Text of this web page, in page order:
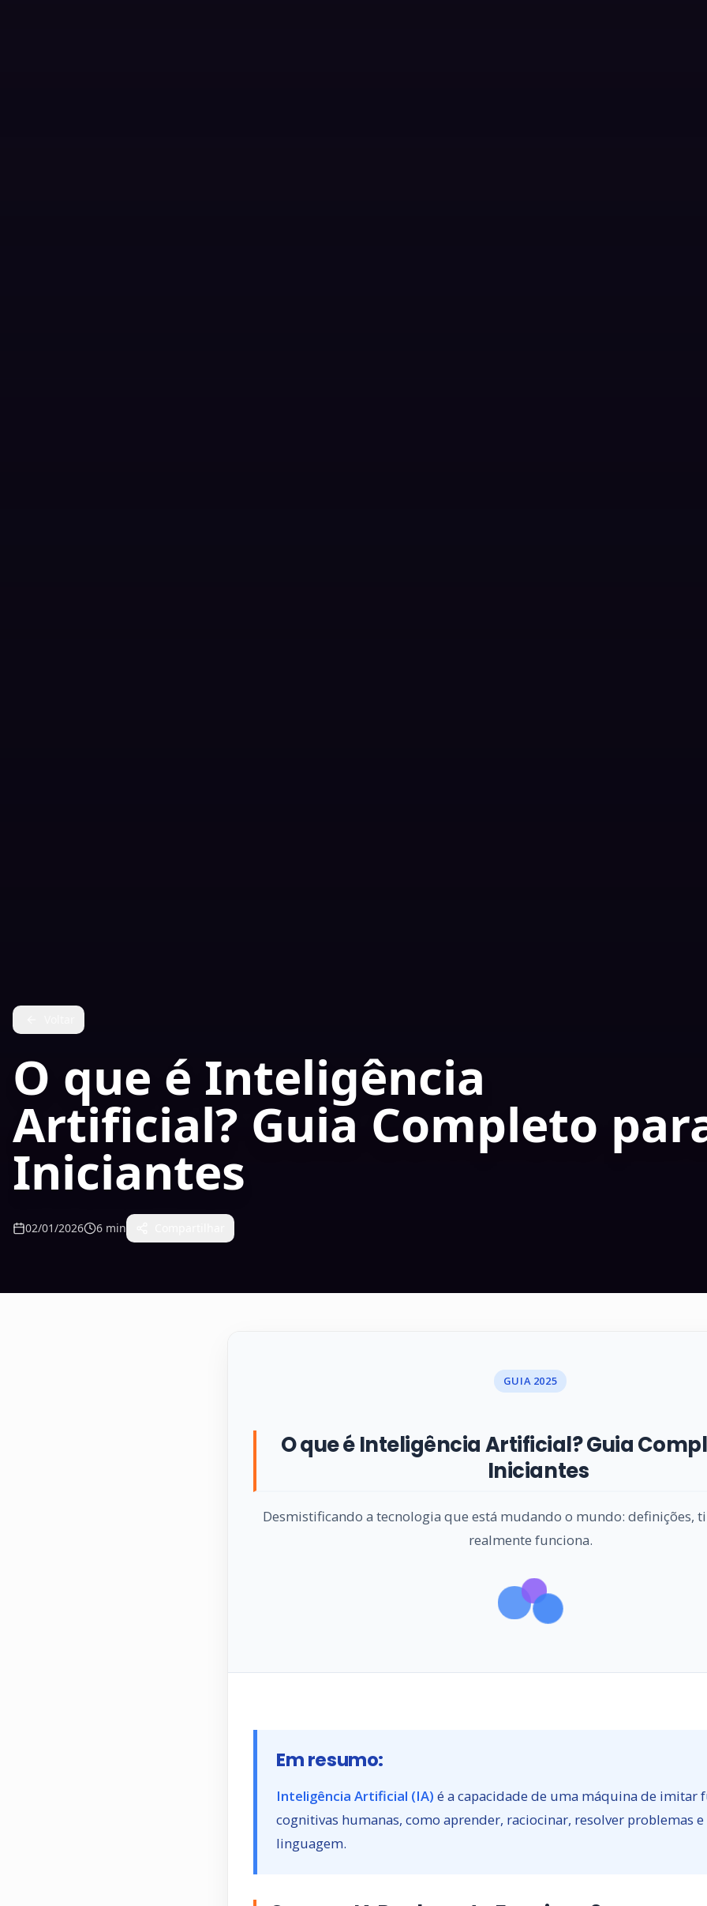
O que é Inteligência
Artificial? Guia Completo
Iniciantes
02/01/2026 6 min
GUIA 2025
O que é Inteligência Artificial? Guia
Iniciantes
Desmistificando a tecnologia que está mudando o mundo: definições,
realmente funciona.
Em resumo:
Inteligência Artificial (IA) é a capacidade de uma máquina de imitar
cognitivas humanas, como aprender, raciocinar, resolver problemas
linguagem.